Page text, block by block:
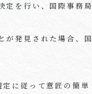
定を行い、国際事務局
が発見された場合、国
に従って意匠の簡単